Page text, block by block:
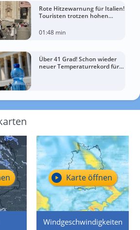
Rote Hitzewarnung für Italien!
Touristen trotzen hohen
01:48 min
Über 41 Grad! Schon wieder
neuer Temperaturrekord für
Windgeschwindigkeiten
Karte öffnen